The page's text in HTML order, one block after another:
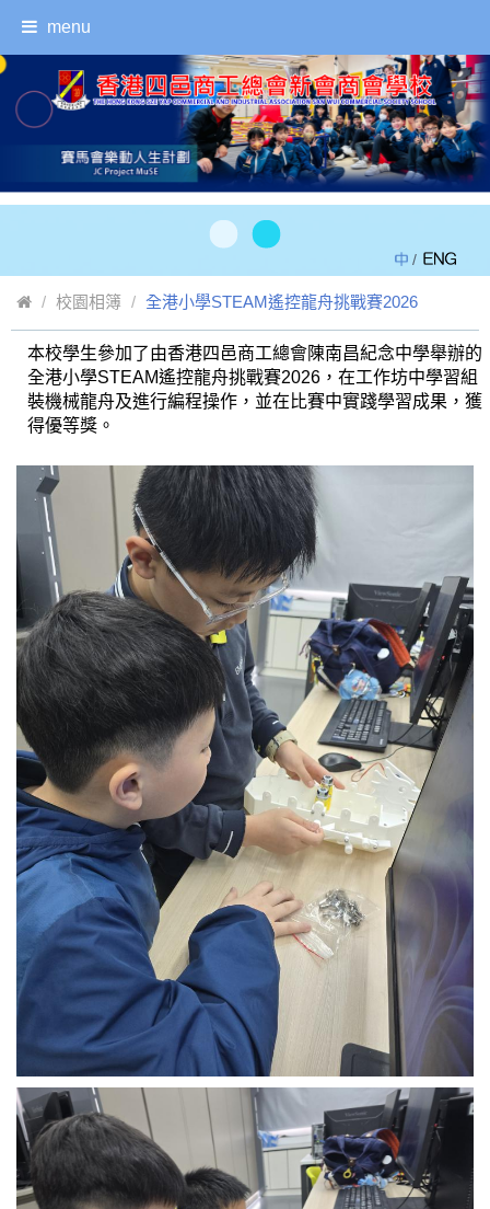
menu
/
校園相簿 全港小學STEAM遙控龍舟挑戰賽2026
返回
本校學生參加了由香港四邑商工總會陳南昌紀念中學舉辦的
全港小學STEAM遙控龍舟挑戰賽2026，在工作坊中學習組
裝機械龍舟及進行編程操作，並在比賽中實踐學習成果，獲
得優等獎。